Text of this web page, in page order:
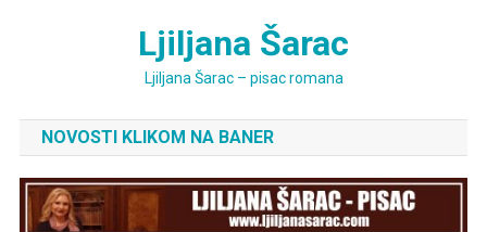
Ljiljana Šarac
Ljiljana Šarac – pisac romana
NOVOSTI KLIKOM NA BANER